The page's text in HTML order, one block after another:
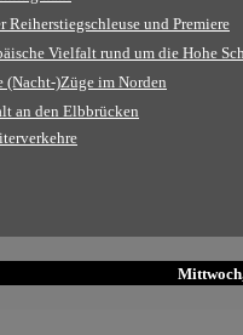
Reiherstiegschleuse und Premiere
Vielfalt rund um die Hohe
(Nacht-)Züge im Norden
an den Elbbrücken